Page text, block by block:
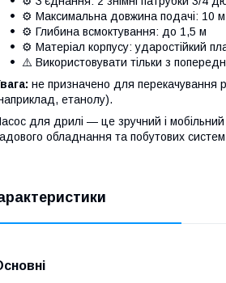
⚙️ Максимальна довжина подачі: 10 м
⚙️ Глибина всмоктування: до 1,5 м
⚙️ Матеріал корпусу: ударостійкий
⚠️ Використовувати тільки з
не призначено для перекачування
етанолу).
для дрилі — це зручний і мобільний
обладнання та побутових